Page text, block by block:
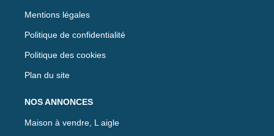
Mentions légales
Politique de confidentialité
Politique des cookies
Plan du site
NOS ANNONCES
Maison à vendre, L aigle